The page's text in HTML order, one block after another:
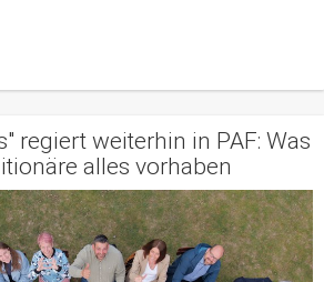
regiert weiterhin in PAF: Was
alles vorhaben